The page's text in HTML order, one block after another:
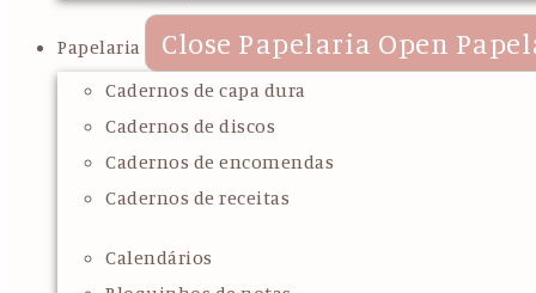
Papelaria Close Papelaria Open
Cadernos de capa dura
Cadernos de discos
Cadernos de encomendas
Cadernos de receitas
Calendários